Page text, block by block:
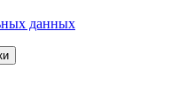
данных